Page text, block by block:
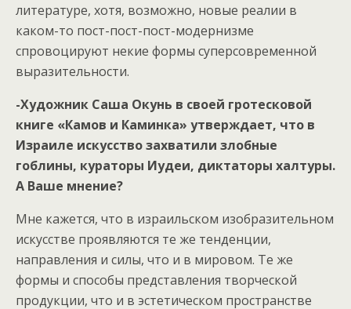
литературе, хотя, возможно, новые реалии в
каком-то пост-пост-пост-модернизме
спровоцируют некие формы суперсовременной
выразительности.
-Художник Саша Окунь в своей гротесковой
книге «Камов и Каминка» утверждает, что в
Израиле искусство захватили злобные
гоблины, кураторы Иудеи, диктаторы халтуры.
А Ваше мнение?
Мне кажется, что в израильском изобразительном
искусстве проявляются те же тенденции,
направления и силы, что и в мировом. Те же
формы и способы представления творческой
продукции, что и в эстетическом пространстве